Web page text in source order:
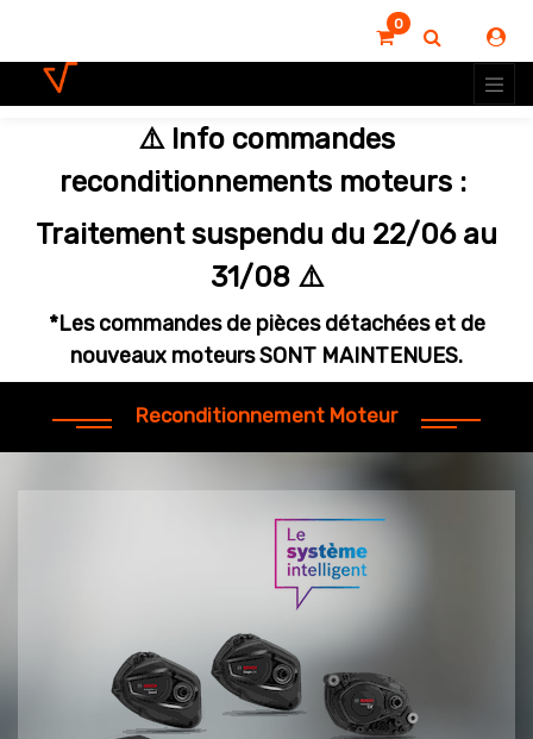
0
⚠️ Info commandes
reconditionnements moteurs :
Traitement suspendu du 22/06 au
31/08 ⚠️
*Les commandes de pièces détachées et de
nouveaux moteurs SONT MAINTENUES.
Reconditionnement Moteur